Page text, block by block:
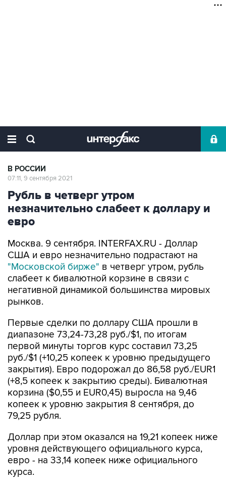
В РОССИИ
07:11, 9 сентября 2021
Рубль в четверг утром
незначительно слабеет к доллару и
евро
Москва. 9 сентября. INTERFAX.RU - Доллар
США и евро незначительно подрастают на
"Московской бирже" в четверг утром, рубль
слабеет к бивалютной корзине в связи с
негативной динамикой большинства мировых
рынков.
Первые сделки по доллару США прошли в
диапазоне 73,24-73,28 руб./$1, по итогам
первой минуты торгов курс составил 73,25
руб./$1 (+10,25 копеек к уровню предыдущего
закрытия). Евро подорожал до 86,58 руб./EUR1
(+8,5 копеек к закрытию среды). Бивалютная
корзина ($0,55 и EUR0,45) выросла на 9,46
копеек к уровню закрытия 8 сентября, до
79,25 рубля.
Доллар при этом оказался на 19,21 копеек ниже
уровня действующего официального курса,
евро - на 33,14 копеек ниже официального
курса.